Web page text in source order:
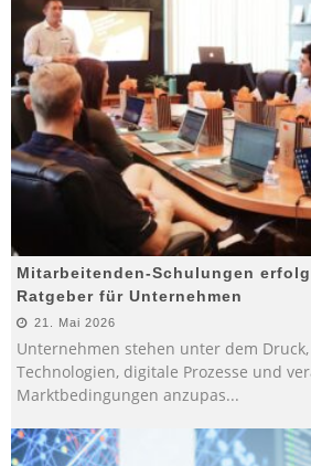
Mitarbeitenden-Schulungen
Ratgeber für Unternehmen
21. Mai 2026
Unternehmen stehen unter dem
Technologien, digitale Prozesse und
Marktbedingungen anzupas...